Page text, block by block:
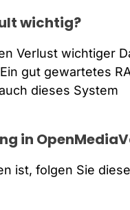
wichtig?
Verlust wichtiger
gut gewartetes
dieses System
in
ist, folgen Sie